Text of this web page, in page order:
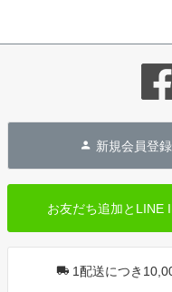
新規会員登
お友だち追加とLINE
1配送につき